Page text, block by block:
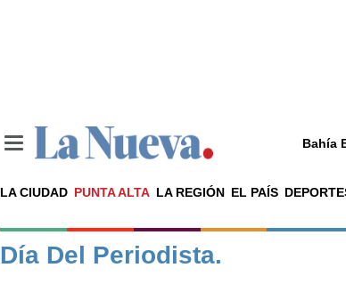
Bahía
LA CIUDAD PUNTA ALTA LA REGIÓN EL PAÍS
Noticias
La ciudad
Día Del Periodista.